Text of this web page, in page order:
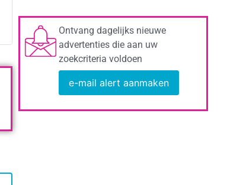
Ontvang dagelijks nieuwe
advertenties die aan uw
zoekcriteria voldoen
e-mail alert aanmaken